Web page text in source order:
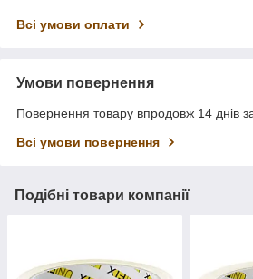
Всі умови оплати
Умови повернення
Повернення товару впродовж 14 днів
Всі умови повернення
Подібні товари компанії